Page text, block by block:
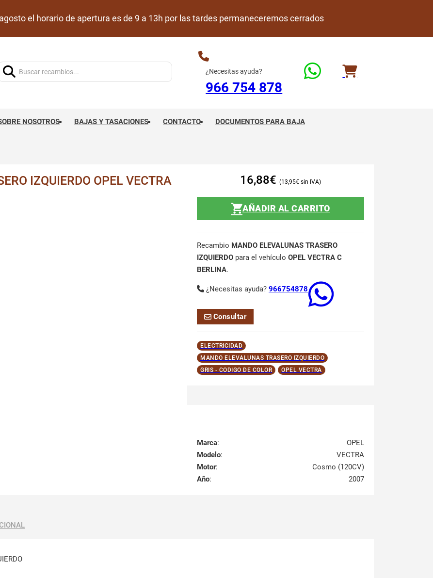
el horario de apertura es de 9 a 13h por las tardes permaneceremos cerrados
¿Necesitas ayuda?
966 754 878
NOSOTROS BAJAS Y TASACIONES CONTACTO DOCUMENTOS PARA BAJA
IZQUIERDO OPEL VECTRA
16,88€ 13,95€
AÑADIR AL CARRITO
Recambio MANDO ELEVALUNAS TRASERO
IZQUIERDO para el vehículo OPEL VECTRA C
BERLINA.
¿Necesitas ayuda? 966754878
Consultar
ELECTRICIDAD
MANDO ELEVALUNAS TRASERO IZQUIERDO
GRIS - CODIGO DE COLOR
OPEL VECTRA
Marca:
OPEL
Modelo:
VECTRA
Motor:
Cosmo (120CV)
Año: 2007